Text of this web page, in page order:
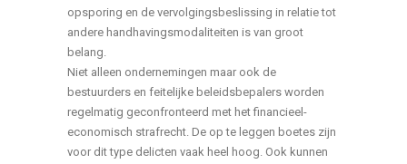
opsporing en de vervolgingsbeslissing in relatie tot
andere handhavingsmodaliteiten is van groot
belang.
Niet alleen ondernemingen maar ook de
bestuurders en feitelijke beleidsbepalers worden
regelmatig geconfronteerd met het financieel-
economisch strafrecht. De op te leggen boetes zijn
voor dit type delicten vaak heel hoog. Ook kunnen